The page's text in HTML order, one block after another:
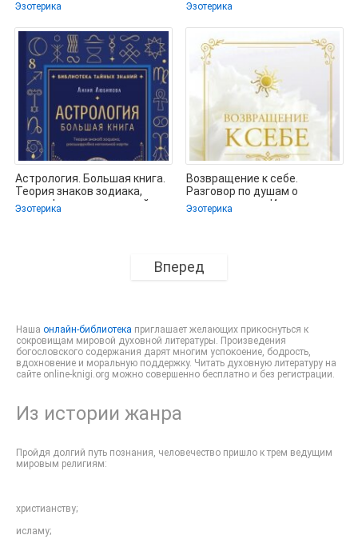
творчество
Эзотерика
бесплатно
Эзотерика
Астрология. Большая книга.
Теория знаков зодиака,
расшифровка натальной
карты -
Эзотерика
Возвращение к себе.
Разговор по душам о
женском пути - Истомина
Алина (читать
Эзотерика
Вперед
Наша онлайн-библиотека приглашает желающих прикоснуться к
сокровищам мировой духовной литературы. Произведения
богословского содержания дарят многим успокоение, бодрость,
вдохновение и моральную поддержку. Читать духовную литературу на
сайте online-knigi.org можно совершенно бесплатно и без регистрации.
Из истории жанра
Пройдя долгий путь познания, человечество пришло к трем ведущим
мировым религиям:
христианству;
исламу;